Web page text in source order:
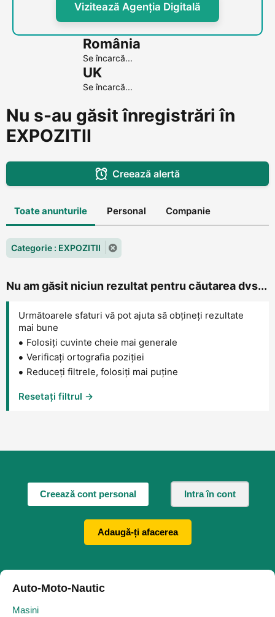
Vizitează Agenția Digitală
România
Se încarcă...
UK
Se încarcă...
Nu s-au găsit înregistrări în
EXPOZITII
Creează alertă
Toate anunturile Personal Companie
Categorie : EXPOZITII
Nu am găsit niciun rezultat pentru căutarea dvs...
Următoarele sfaturi vă pot ajuta să obțineți rezultate
mai bune
Folosiți cuvinte cheie mai generale
Verificați ortografia poziției
Reduceți filtrele, folosiți mai puține
Resetați filtrul →
Creează cont personal Intra în cont
Adaugă-ți afacerea
Auto-Moto-Nautic
Masini